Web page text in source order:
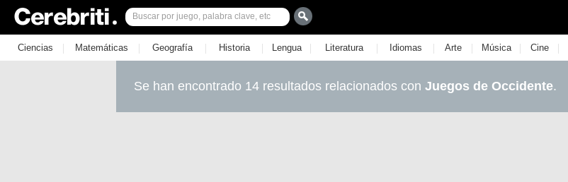
Ciencias | Matemáticas | Geografía | Historia | Lengua | Literatura | Idiomas | Arte | Música | Cine |
Se han encontrado 14 resultados relacionados con Juegos de Occidente.